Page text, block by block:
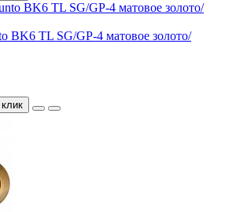
BK6 TL SG/GP-4 матовое золото/